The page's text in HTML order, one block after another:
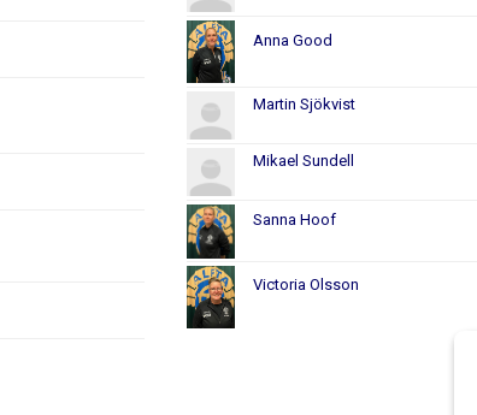
Anna Good
Martin Sjökvist
Mikael Sundell
Sanna Hoof
Victoria Olsson